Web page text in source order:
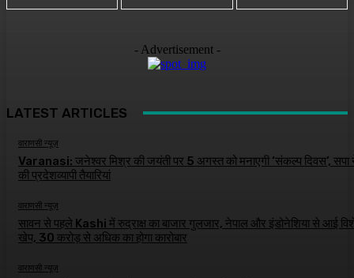
- Advertisement -
LATEST ARTICLES
वाराणसी न्यूज़
Varanasi: जनेश्वर मिश्र की जयंती पर 5 अगस्त को मनाएगी ‘संकल्प दिवस’,
की प्रदेशव्यापी तैयारियां
वाराणसी न्यूज़
सावन से पहले Kashi में रुद्राक्ष का बाजार गुलजार, नेपाल और इंडोनेशिया से आई
खेप, 30 करोड़ से अधिक का होगा कारोबार
वाराणसी न्यूज़